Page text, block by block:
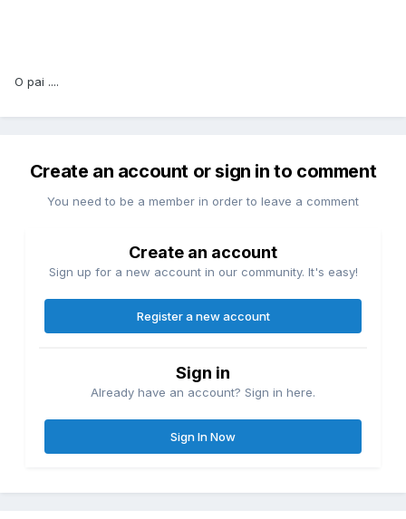
O pai ....
Create an account or sign in to comment
You need to be a member in order to leave a comment
Create an account
Sign up for a new account in our community. It's easy!
Register a new account
Sign in
Already have an account? Sign in here.
Sign In Now